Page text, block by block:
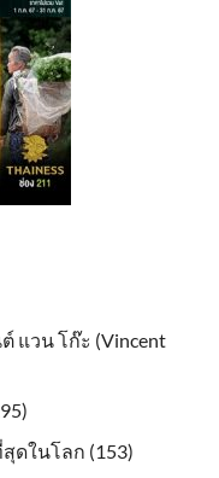
แวน โก๊ะ (Vincent
ดในโลก (153)